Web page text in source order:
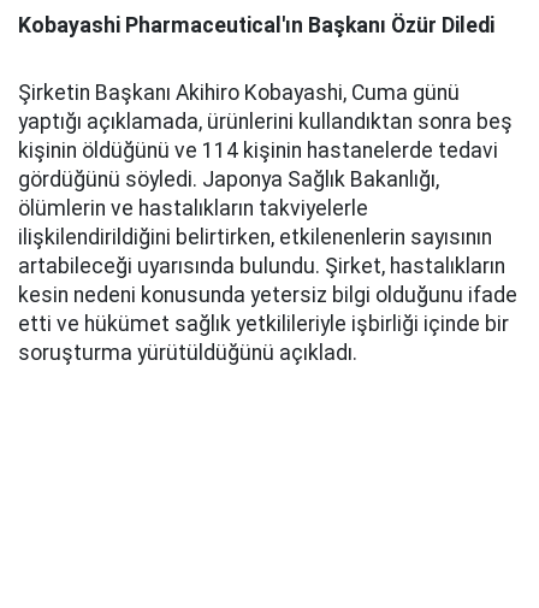
Kobayashi Pharmaceutical'ın Başkanı Özür Diledi
Şirketin Başkanı Akihiro Kobayashi, Cuma günü
yaptığı açıklamada, ürünlerini kullandıktan sonra beş
kişinin öldüğünü ve 114 kişinin hastanelerde tedavi
gördüğünü söyledi. Japonya Sağlık Bakanlığı,
ölümlerin ve hastalıkların takviyelerle
ilişkilendirildiğini belirtirken, etkilenenlerin sayısının
artabileceği uyarısında bulundu. Şirket, hastalıkların
kesin nedeni konusunda yetersiz bilgi olduğunu ifade
etti ve hükümet sağlık yetkilileriyle işbirliği içinde bir
soruşturma yürütüldüğünü açıkladı.